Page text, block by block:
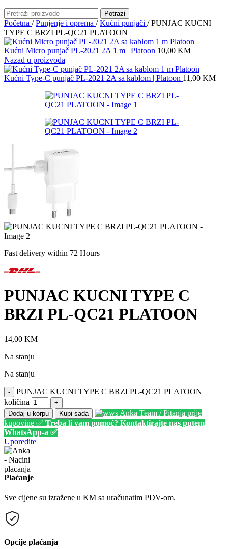
Potrazi
Početna / Punjenje i oprema / Kućni punjači / PUNJAC KUCNI
TYPE C BRZI PL-QC21 PLATOON
Kućni Micro punjač PL-2021 2A 1 m | Platoon 10,00 KM
Nazad u proizvoda
Kućni Type-C punjač PL-2021 2A sa kablom | Platoon 11,00 KM
Fast delivery within 72 Hours
PUNJAC KUCNI TYPE C
BRZI PL-QC21 PLATOON
14,00 KM
Na stanju
Na stanju
-
PUNJAC KUCNI TYPE C BRZI PL-QC21 PLATOON
količina
+
Dodaj u korpu
Kupi sada
Anka Team / Pitanja prije
kupovine ✅ Treba li vam pomoć? Kontaktirajte nas putem
WhatsApp-a ✅
Uporedite
Plaćanje
Sve cijene su izražene u KM sa uračunatim PDV-om.
Opcije plaćanja